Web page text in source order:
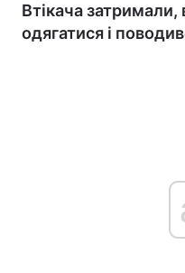
Втікача затримали,
одягатися і